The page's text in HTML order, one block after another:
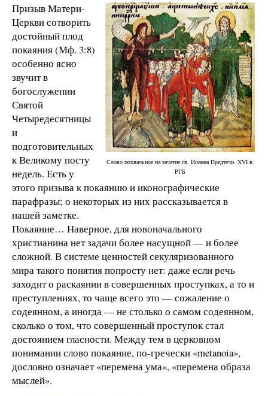
Слово похвальное на зачатие св. Иоанна Предтечи. XVI в.
РГБ
Призыв Матери-
Церкви сотворить
достойный плод
покаяния (Мф. 3:8)
особенно ясно
звучит в
богослужении
Святой
Четыредесятницы
и
подготовительных
к Великому посту
недель. Есть у
этого призыва к покаянию и иконографические
парафразы; о некоторых из них рассказывается в
нашей заметке.
Покаяние… Наверное, для новоначального
христианина нет задачи более насущной — и более
сложной. В системе ценностей секуляризованного
мира такого понятия попросту нет: даже если речь
заходит о раскаянии в совершенных проступках, а то и
преступлениях, то чаще всего это — сожаление о
содеянном, а иногда — не столько о самом содеянном,
сколько о том, что совершенный проступок стал
достоянием гласности. Между тем в церковном
понимании слово покаяние, по-гречески «metanoia»,
дословно означает «перемена ума», «перемена образа
мыслей».